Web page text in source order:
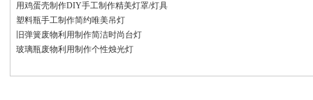
用鸡蛋壳制作DIY手工制作精美灯罩/灯具
塑料瓶手工制作简约唯美吊灯
旧弹簧废物利用制作简洁时尚台灯
玻璃瓶废物利用制作个性烛光灯